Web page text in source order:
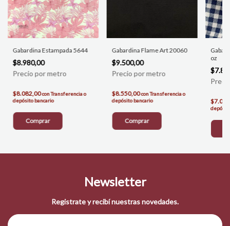
Gabardina Estampada 5644
$8.980,00
$8.082,00conTransferencia o
depósito bancario
Comprar
Gabardina Flame Art 20060
$9.500,00
$8.550,00conTransferencia o
depósito bancario
Comprar
oz
Newsletter
Registrate y recibí nuestras novedades.